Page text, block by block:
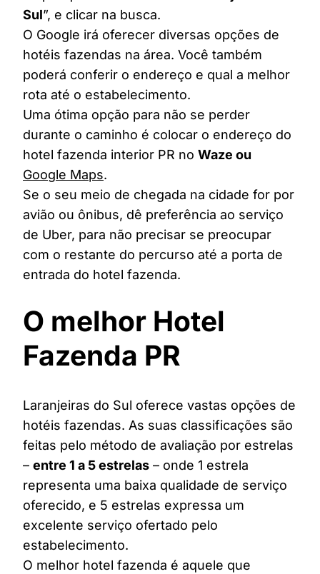
Sul”, e clicar na busca.
O Google irá oferecer diversas opções de
hotéis fazendas na área. Você também
poderá conferir o endereço e qual a melhor
rota até o estabelecimento.
Uma ótima opção para não se perder
durante o caminho é colocar o endereço do
hotel fazenda interior PR no Waze ou
Google Maps.
Se o seu meio de chegada na cidade for por
avião ou ônibus, dê preferência ao serviço
de Uber, para não precisar se preocupar
com o restante do percurso até a porta de
entrada do hotel fazenda.
O melhor Hotel
Fazenda PR
Laranjeiras do Sul oferece vastas opções de
hotéis fazendas. As suas classificações são
feitas pelo método de avaliação por estrelas
– entre 1 a 5 estrelas – onde 1 estrela
representa uma baixa qualidade de serviço
oferecido, e 5 estrelas expressa um
excelente serviço ofertado pelo
estabelecimento.
O melhor hotel fazenda é aquele que